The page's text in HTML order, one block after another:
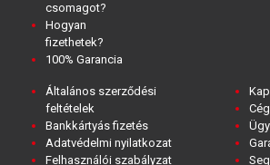
csomagot?
Hogyan
fizethetek?
100% Garancia
Általános szerződési
feltételek
Bankkártyás fizetés
Adatvédelmi nyilatkozat
Felhasználói szabályzat